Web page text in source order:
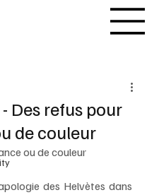
Des refus pour
de couleur
ou de couleur
des Helvètes dans